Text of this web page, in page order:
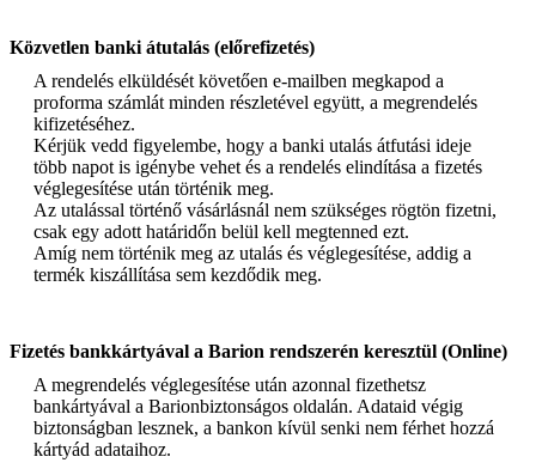
Közvetlen banki átutalás (előrefizetés)
A rendelés elküldését követően e-mailben megkapod a
proforma számlát minden részletével együtt, a megrendelés
kifizetéséhez.
Kérjük vedd figyelembe, hogy a banki utalás átfutási ideje
több napot is igénybe vehet és a rendelés elindítása a fizetés
véglegesítése után történik meg.
Az utalással történő vásárlásnál nem szükséges rögtön fizetni,
csak egy adott határidőn belül kell megtenned ezt.
Amíg nem történik meg az utalás és véglegesítése, addig a
termék kiszállítása sem kezdődik meg.
Fizetés bankkártyával a Barion rendszerén keresztül (Online)
A megrendelés véglegesítése után azonnal fizethetsz
bankártyával a Barionbiztonságos oldalán. Adataid végig
biztonságban lesznek, a bankon kívül senki nem férhet hozzá
kártyád adataihoz.